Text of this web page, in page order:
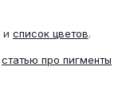
и список цветов.
статью про пигменты